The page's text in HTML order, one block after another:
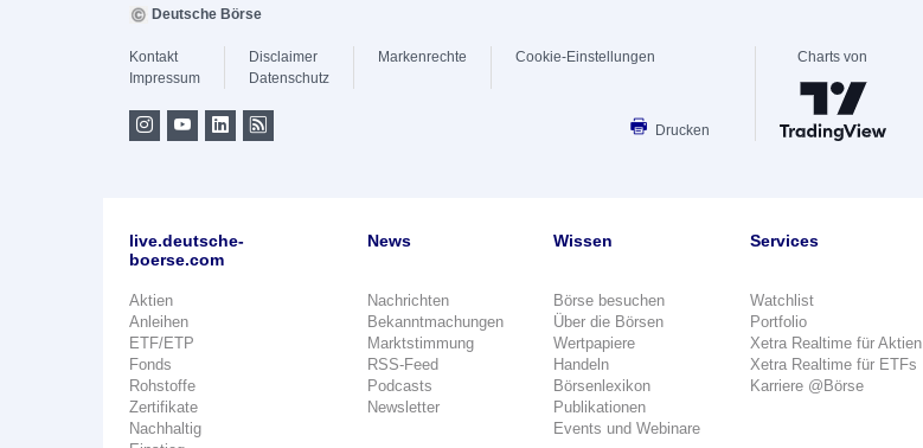
Deutsche Börse
Kontakt
Impressum
Disclaimer
Datenschutz
Markenrechte Cookie-Einstellungen
Drucken
Charts von
live.deutsche-
boerse.com
Aktien
Anleihen
ETF/ETP
Fonds
Rohstoffe
Zertifikate
Nachhaltig
News
Nachrichten
Bekanntmachungen
Marktstimmung
RSS-Feed
Podcasts
Newsletter
Wissen
Börse besuchen
Über die Börsen
Wertpapiere
Handeln
Börsenlexikon
Publikationen
Events und Webinare
Services
Watchlist
Portfolio
Xetra Realtime für Aktien
Xetra Realtime für ETFs
Karriere @Börse